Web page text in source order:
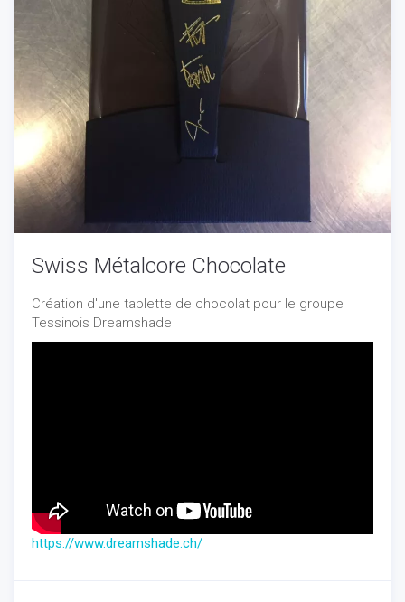
Swiss Métalcore Chocolate
Création d'une tablette de chocolat pour le groupe
Tessinois Dreamshade
https://www.dreamshade.ch/